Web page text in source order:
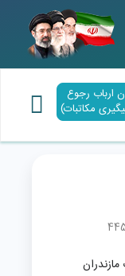
ارباب رجوع
مکاتبات)